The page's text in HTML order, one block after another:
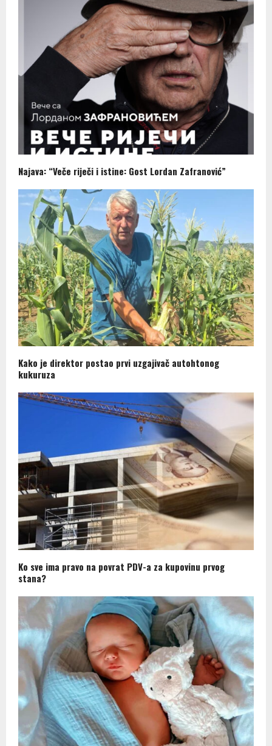
Najava: “Veče riječi i istine: Gost Lordan Zafranović”
Kako je direktor postao prvi uzgajivač autohtonog
kukuruza
Ko sve ima pravo na povrat PDV-a za kupovinu prvog
stana?